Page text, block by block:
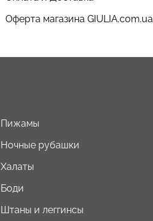
Оферта магазина GIULIA.com.ua
Пижамы
Ночные рубашки
Халаты
Боди
Штаны и леггинсы